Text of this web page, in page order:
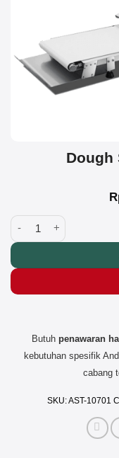
Dough
Dough Sheeter DGS-
Butuh penawaran
kebutuhan spesifik
cabang
SKU:AST-10701